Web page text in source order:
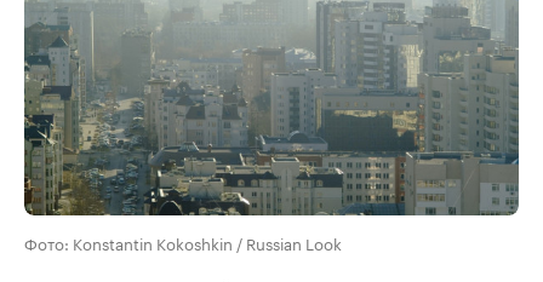
Фото: Konstantin Kokoshkin / Russian Look